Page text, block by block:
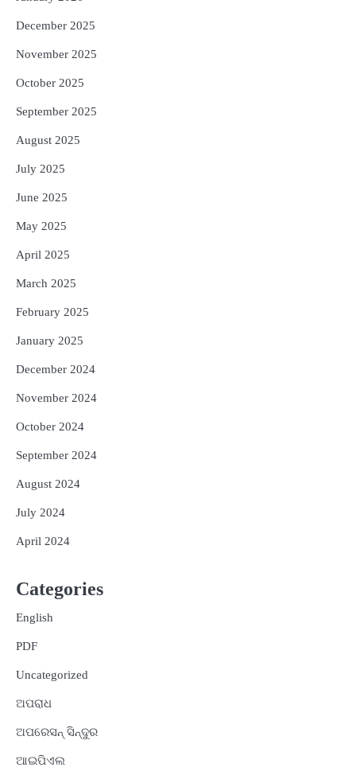
December 2025
November 2025
October 2025
September 2025
August 2025
July 2025
June 2025
May 2025
April 2025
March 2025
February 2025
January 2025
December 2024
November 2024
October 2024
September 2024
August 2024
July 2024
April 2024
Categories
English
PDF
Uncategorized
ଅପରାଧ
ଅପରେସନ୍ ସିନ୍ଦୁର
ଆଇପିଏଲ